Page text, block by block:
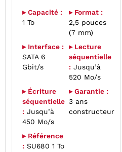
▸ Capacité :
1 To
▸ Format :
2,5 pouces
(7 mm)
▸ Interface :
SATA 6
Gbit/s
▸ Lecture
séquentielle
: Jusqu’à
520 Mo/s
▸ Écriture
séquentielle
: Jusqu’à
450 Mo/s
▸ Garantie :
3 ans
constructeur
▸ Référence
: SU680 1 To